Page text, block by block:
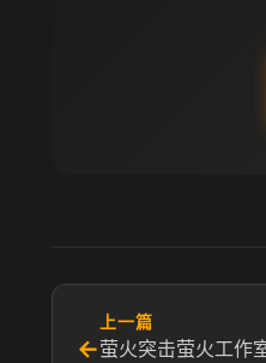
←
上一篇
萤火突击萤火工作